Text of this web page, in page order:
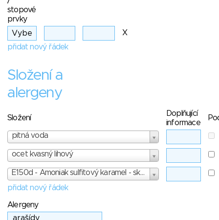
stopové
prvky
X
přidat nový řádek
Složení a
alergeny
Složení
Doplňující
informace
pitná voda
ocet kvasný lihový
E150d - Amoniak sulfitový karamel - skóre: 3
přidat nový řádek
Alergeny